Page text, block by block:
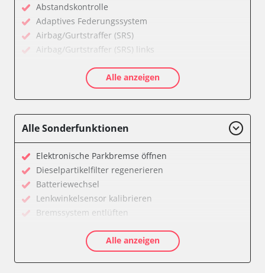
Abstandskontrolle
Adaptives Federungssystem
Airbag/Gurtstraffer (SRS)
Airbag/Gurtstraffer (SRS) links
Aktiver Kollisionsschutz
Anhängersteuergerät
Batteriemanagement
CD-Wechsler
Command
Dachbedieneinheit (DBE)
Diagnoseschnittstelle (EOBD/OBDII)
Einparkhilfe
Elektronische Zündanlage
Elektronisches Stabilitätsprogramm (ESP)
Elektronisches Wählhebel-Modul (EWM)
Alle anzeigen
Alle Sonderfunktionen
Elektronische Parkbremse öffnen
Dieselpartikelfilter regenerieren
Batteriewechsel
Lenkwinkelsensor kalibrieren
Bremssystem entlüften
Luftmassenmesser anlernen
Elektronische Parkbremse kalibrieren
Alle anzeigen